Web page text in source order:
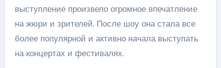
выступление произвело огромное впечатление
на жюри и зрителей. После шоу она стала все
более популярной и активно начала выступать
на концертах и фестивалях.